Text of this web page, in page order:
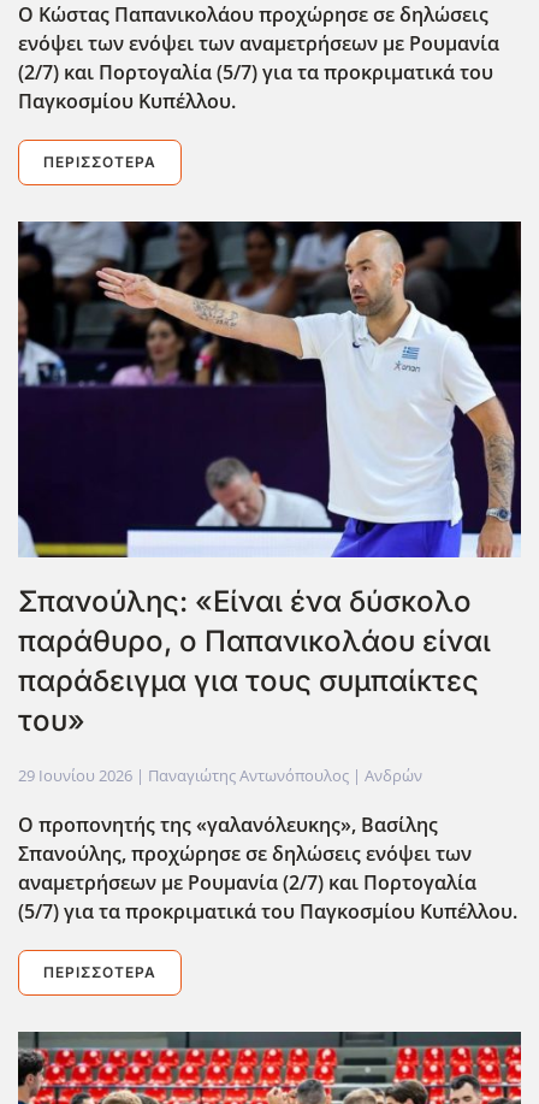
Ο Κώστας Παπανικολάου προχώρησε σε δηλώσεις
ενόψει των ενόψει των αναμετρήσεων με Ρουμανία
(2/7) και Πορτογαλία (5/7) για τα προκριματικά του
Παγκοσμίου Κυπέλλου.
ΠΕΡΙΣΣΌΤΕΡΑ
Σπανούλης: «Είναι ένα δύσκολο
παράθυρο, ο Παπανικολάου είναι
παράδειγμα για τους συμπαίκτες
του»
29 Ιουνίου 2026 | Παναγιώτης Αντωνόπουλος | Ανδρών
O προπονητής της «γαλανόλευκης», Βασίλης
Σπανούλης, προχώρησε σε δηλώσεις ενόψει των
αναμετρήσεων με Ρουμανία (2/7) και Πορτογαλία
(5/7) για τα προκριματικά του Παγκοσμίου Κυπέλλου.
ΠΕΡΙΣΣΌΤΕΡΑ